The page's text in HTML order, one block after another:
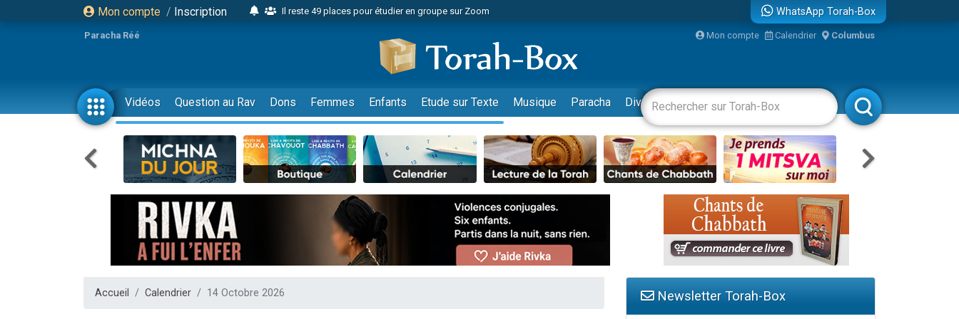
Mon compte / Inscription
Il reste 49 places pour étudier en groupe sur Zoom
2 personnes viennent de nous rejoindre sur WhatsApp
6 personnes viennent de nous rejoindre sur WhatsApp
4 personnes viennent de faire un don pour Reloger Rivka, 6 enfants, victime de violences...
2 personnes viennent de faire un don pour 1 Journée de Vacances Pour les Enfants
17 personnes viennent de demander une bénédiction
4 personnes viennent de nous rejoindre sur WhatsApp
Il reste 49 places pour étudier en groupe sur Zoom
Eva vient de donner son Maasser
4 personnes viennent de nous rejoindre sur WhatsApp
3 personnes viennent de nous rejoindre sur WhatsApp
Odaya vient de donner son Maasser
3 personnes viennent de faire un don pour 5 jours de vacances aux Orphelins
WhatsApp Torah-Box
Paracha Réé Mon compte Calendrier Columbus
Vidéos Question au Rav Dons Femmes Enfants Etude sur Texte Musique Paracha Divertissements Livres Rabbanim
Accueil Calendrier 14 Octobre 2026 Newsletter Torah-Box